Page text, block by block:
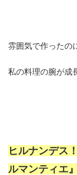
雰囲気で作ったの
私の料理の腕が成
ヒルナンデス
ルマンティエ』